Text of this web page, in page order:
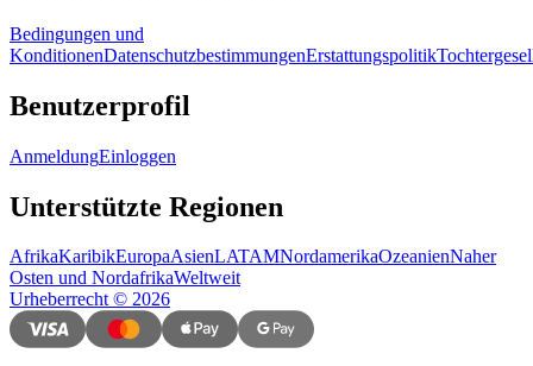
Bedingungen und
KonditionenDatenschutzbestimmungenErstattungspolitik
Benutzerprofil
AnmeldungEinloggen
Unterstützte Regionen
AfrikaKaribikEuropaAsienLATAMNordamerikaOzeanienNaher
Osten und NordafrikaWeltweit
Urheberrecht© 2026